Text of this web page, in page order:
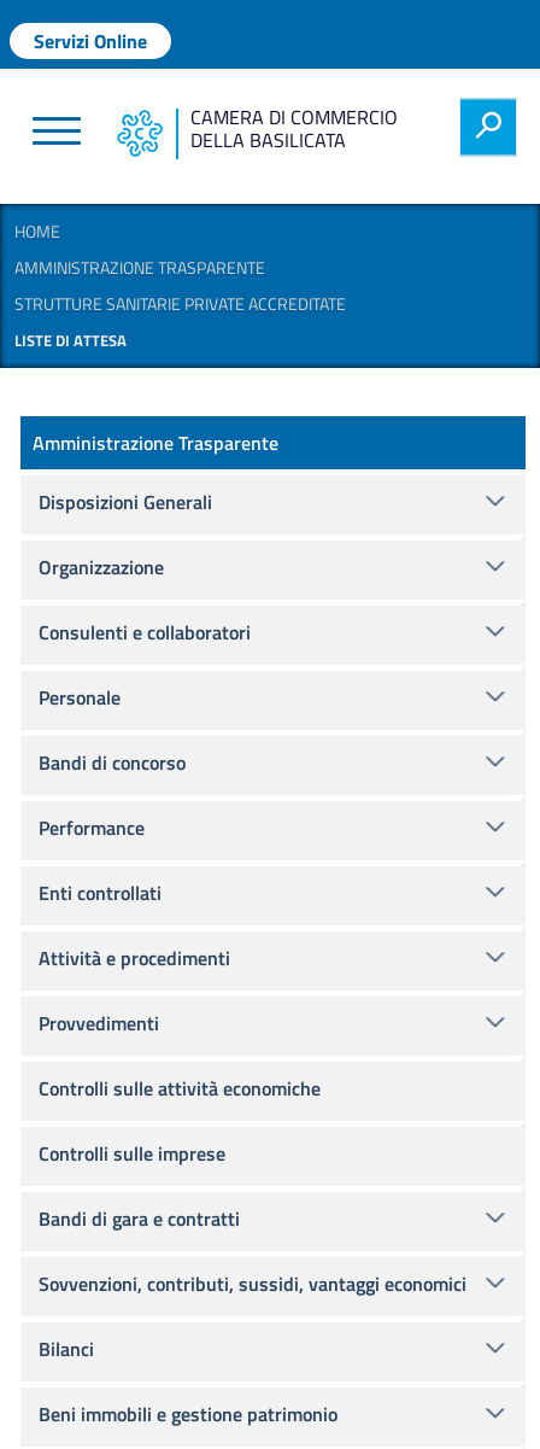
Menu profilo utente
Servizi Online
CAMERA DI COMMERCIO
DELLA BASILICATA h
HOME
AMMINISTRAZIONE TRASPARENTE
STRUTTURE SANITARIE PRIVATE ACCREDITATE
LISTE DI ATTESA
Amministrazione Trasparente
Amministrazione Trasparente
Disposizioni Generali
Organizzazione
Consulenti e collaboratori
Personale
Bandi di concorso
Performance
Enti controllati
Attività e procedimenti
Provvedimenti
Controlli sulle attività economiche
Controlli sulle imprese
Bandi di gara e contratti
Sovvenzioni, contributi, sussidi, vantaggi economici
Bilanci
Beni immobili e gestione patrimonio